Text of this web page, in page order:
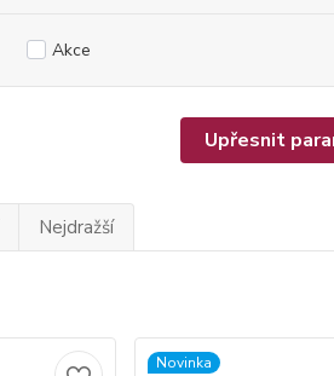
Upřesnit
Akce
Nejdražší
Novinka